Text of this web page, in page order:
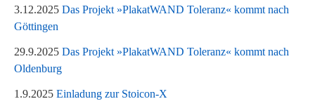
3.12.2025 Das Projekt »PlakatWAND Toleranz« kommt nach
Göttingen
29.9.2025 Das Projekt »PlakatWAND Toleranz« kommt nach
Oldenburg
1.9.2025 Einladung zur Stoicon-X